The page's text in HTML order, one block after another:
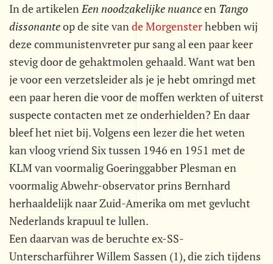
In de artikelenEen noodzakelijke nuanceen  Tango
dissonante op de site vande Morgensterhebben wij
deze communistenvreter pur sang al een paar keer
stevig door de gehaktmolen gehaald. Want wat ben
je voor een verzetsleider als je je hebt omringd met
een paar heren die voor de moffen werkten of uiterst
suspecte contacten met ze onderhielden? En daar
bleef het niet bij. Volgens een lezer die het weten
kan vloog vriend Six tussen 1946 en 1951 met de
KLM van voormalig Goeringgabber Plesman en
voormalig Abwehr-observator prins Bernhard
herhaaldelijk naar Zuid-Amerika om met gevlucht
Nederlands krapuul te lullen.
Een daarvan was de beruchte ex-SS-
Unterscharführer Willem Sassen (1), die zich tijdens